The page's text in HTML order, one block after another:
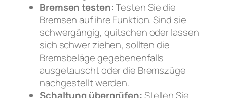
Bremsen testen:Testen Sie die
Bremsen auf ihre Funktion. Sind sie
schwergängig, quitschen oder lassen
sich schwer ziehen, sollten die
Bremsbeläge gegebenenfalls
ausgetauscht oder die Bremszüge
nachgestellt werden.
Schaltung überprüfen: Stellen Sie